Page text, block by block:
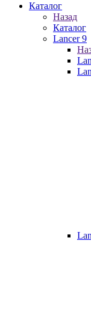
Каталог
Назад
Каталог
Lancer 9